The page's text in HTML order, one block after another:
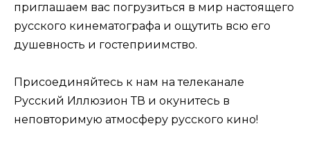
приглашаем вас погрузиться в мир настоящего
русского кинематографа и ощутить всю его
душевность и гостеприимство.
Присоединяйтесь к нам на телеканале
Русский Иллюзион ТВ и окунитесь в
неповторимую атмосферу русского кино!